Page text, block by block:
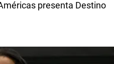
presenta Destino